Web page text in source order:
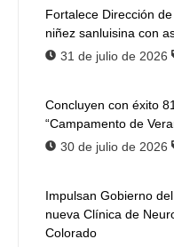
Fortalece Dirección
niñez sanluisina con
31 de julio de 2026
Concluyen con éxito
“Campamento de
30 de julio de 2026
Impulsan Gobierno
nueva Clínica de
Colorado